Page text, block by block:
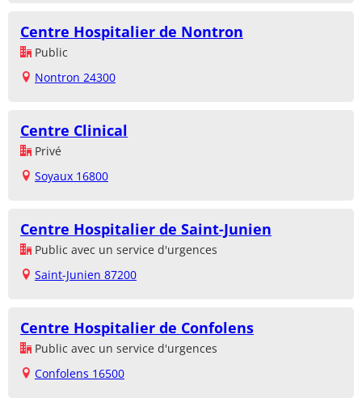
Centre Hospitalier de Nontron
Public
Nontron 24300
Centre Clinical
Privé
Soyaux 16800
Centre Hospitalier de Saint-Junien
Public avec un service d'urgences
Saint-Junien 87200
Centre Hospitalier de Confolens
Public avec un service d'urgences
Confolens 16500